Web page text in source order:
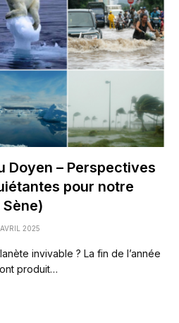
Doyen – Perspectives
pour notre
2025
invivable ? La fin de l’année
produit…